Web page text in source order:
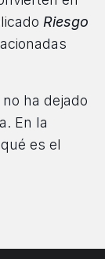
Riesgo
ha dejado
En la
es el